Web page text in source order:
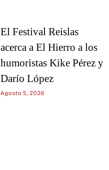
El Festival Reislas
acerca a El Hierro a los
humoristas Kike Pérez y
Darío López
Agosto 5, 2026